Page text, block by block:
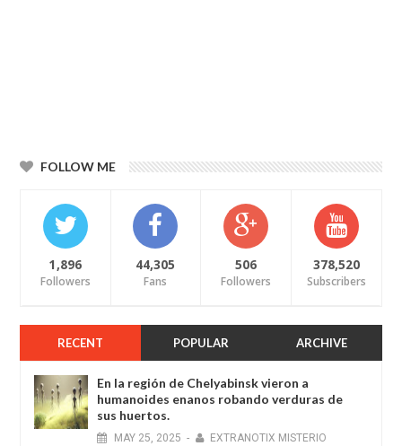
FOLLOW ME
1,896
Followers
44,305
Fans
506
Followers
378,520
Subscribers
RECENT POPULAR ARCHIVE
En la región de Chelyabinsk vieron a
humanoides enanos robando verduras de
sus huertos.
MAY 25, 2025 - EXTRANOTIX MISTERIO